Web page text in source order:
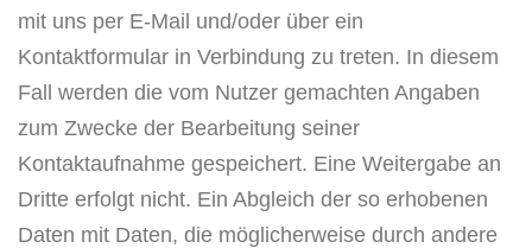
mit uns per E-Mail und/oder über ein
Kontaktformular in Verbindung zu treten. In diesem
Fall werden die vom Nutzer gemachten Angaben
zum Zwecke der Bearbeitung seiner
Kontaktaufnahme gespeichert. Eine Weitergabe an
Dritte erfolgt nicht. Ein Abgleich der so erhobenen
Daten mit Daten, die möglicherweise durch andere